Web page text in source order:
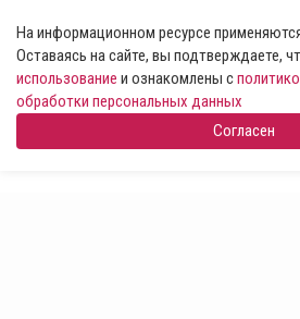
На информационном ресурсе
Оставаясь на сайте, вы подтверждаете,
использование и ознакомлены с
обработки персональных данных
Согласен